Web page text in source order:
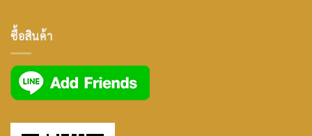
icon
ซื้อสินค้า